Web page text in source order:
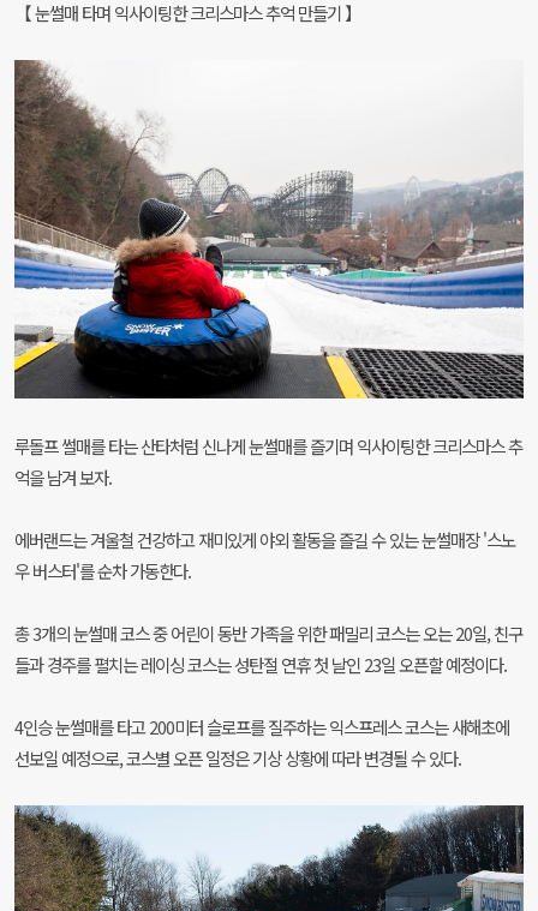
【 눈썰매 타며 익사이팅한 크리스마스 추억 만들기 】
루돌프 썰매를 타는 산타처럼 신나게 눈썰매를 즐기며 익사이팅한 크리스마스 추
억을 남겨 보자.
에버랜드는 겨울철 건강하고 재미있게 야외 활동을 즐길 수 있는 눈썰매장 '스노
우 버스터'를 순차 가동한다.
총 3개의 눈썰매 코스 중 어린이 동반 가족을 위한 패밀리 코스는 오는 20일, 친구
들과 경주를 펼치는 레이싱 코스는 성탄절 연휴 첫 날인 23일 오픈할 예정이다.
4인승 눈썰매를 타고 200미터 슬로프를 질주하는 익스프레스 코스는 새해초에
선보일 예정으로, 코스별 오픈 일정은 기상 상황에 따라 변경될 수 있다.